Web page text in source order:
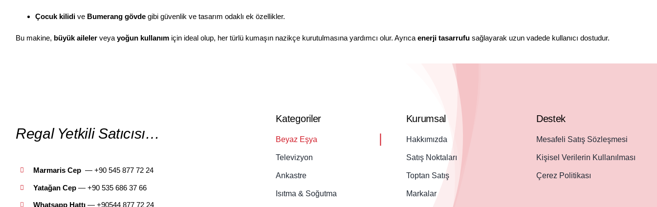
Çocuk kilidive Bumerang gövdegibi güvenlik ve tasarım odaklı ek özellikler.
Bu makine, büyük ailelerveya yoğun kullanımiçin ideal olup, her türlü kumaşın nazikçe kurutulmasına yardımcı olur. Ayrıca enerji tasarrufusağlayarak uzun vadede kullanıcı dostudur.
Regal Yetkili Satıcısı…
Marmaris Cep — +90 545 877 72 24
Yatağan Cep — +90 535 686 37 66
Whatsapp Hattı — +90544 877 72 24
Kategoriler
Beyaz Eşya
Televizyon
Ankastre
Isıtma & Soğutma
Kurumsal
Hakkımızda
Satış Noktaları
Toptan Satış
Markalar
Destek
Mesafeli Satış Sözleşmesi
Kişisel Verilerin Kullanılması
Çerez Politikası